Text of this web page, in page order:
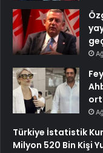
Türkiye İstatistik
Milyon 520 Bin Kişi